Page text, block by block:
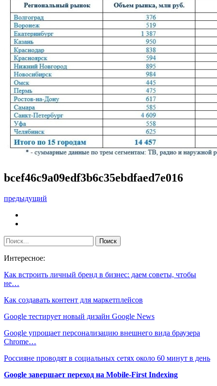
bcef46c9a09edf3b6c35ebdfaed7e016
предыдущий
Интересное:
Как встроить личный бренд в бизнес: даем советы, чтобы
не…
Как создавать контент для маркетплейсов
Google тестирует новый дизайн Google News
Google упрощает персонализацию внешнего вида браузера
Chrome…
Россияне проводят в социальных сетях около 60 минут в день
Google завершает переход на Mobile-First Indexing